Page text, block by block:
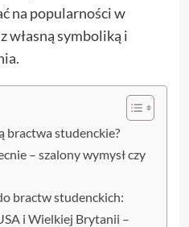
na popularności w
własną symboliką i
bractwa studenckie?
– szalony wymysł czy
bractw studenckich:
i Wielkiej Brytanii –